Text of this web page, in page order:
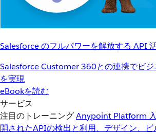
Salesforce のフルパワーを解放する API
Salesforce Customer 360との連携でビ
を実現
eBookを読む
サービス
注目のトレーニングAnypoint Platform
開されたAPIの検出と利用、デザイン、